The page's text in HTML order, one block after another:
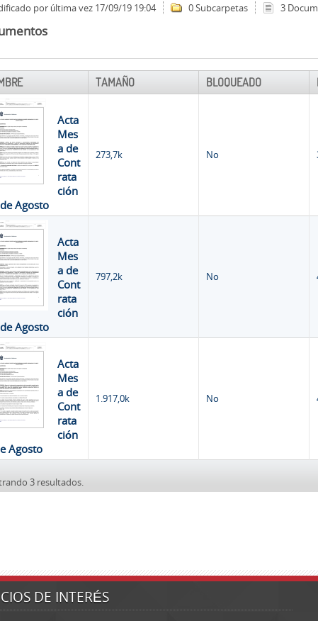
por última vez 17/09/19 19:04 0 Subcarpetas 3
TAMAÑO BLOQUEADO
Acta
Mes
a de
Cont
rata
ción
Agosto
273,7k No
Acta
Mes
a de
Cont
rata
ción
Agosto
797,2k No
Acta
Mes
a de
Cont
rata
ción
Agosto
1.917,0k No
3 resultados.
DE INTERÉS